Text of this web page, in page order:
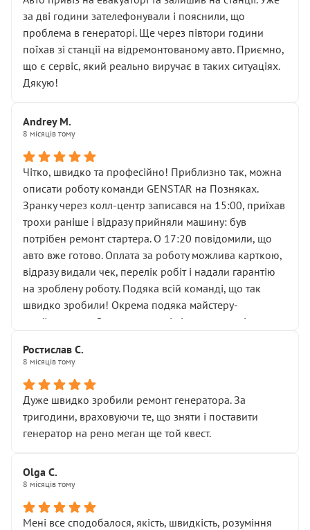
чіткого пояснення
( ну все зняли та доробили) дякую!
Окремий момент, який виглядає абсурдно:
мені заявили, що бачок гальмівної рідини потрібно
міняти разом із головним гальмівним циліндром у
Для людини, яка хоча б трохи розуміється на техніці,
це звучить як мінімум непрофесійно, а як максимум —
спроба продати дорогий вузол замість елементарних
ущільнювачів.
Що прикро — це не перший мій візит. Раніше міняв у
вас стартер, і тоді сервіс наче справив хороше
враження. Але згодом знайшов декілька гайок під
лобовим склом. Мені пояснили, що це “старі гайки, які
відкручували”, і попросили не хвилюватися. ( надіюсь
новий власник, не застяг в полі))
Але після нинішнього візиту такі дрібниці вже не
здаються дрібницями.
Я — клієнт, який працює на довірі, і саме її цей сервіс
Хотілося б більше:
• належної уваги до авто
• прозорості в роботах і рахунках
• реальної діагностики, а не формального
“подивились і поїхав”
На жаль, складається враження, що сервіс працює не
Стосовно комунікації - все добре
за дві години зателефонували і пояснили, що
проблема в генераторі. Ще через півтори години
поїхав зі станції на відремонтованому авто. Приємно,
що є сервіс, який реально виручає в таких ситуаціях.
Дякую!
Andrey M.
8 місяців тому
Чітко, швидко та професійно! Приблизно так, можна
описати роботу команди GENSTAR на Позняках.
Зранку через колл-центр записався на 15:00, приїхав
трохи раніше і відразу прийняли машину: був
потрібен ремонт стартера. О 17:20 повідомили, що
авто вже готово. Оплата за роботу можлива карткою,
відразу видали чек, перелік робіт і надали гарантію
на зроблену роботу. Подяка всій команді, що так
швидко зробили! Окрема подяка майстеру-
приймальнику Олександру: всі чітко та по суті.
звертатися до цього автосервісу.
Ростислав С.
8 місяців тому
Дуже швидко зробили ремонт генератора. За
тригодини, враховуючи те, що зняти і поставити
генератор на рено меган ще той квест.
Olga С.
8 місяців тому
Мені все сподобалося, якість, швидкість, розуміння